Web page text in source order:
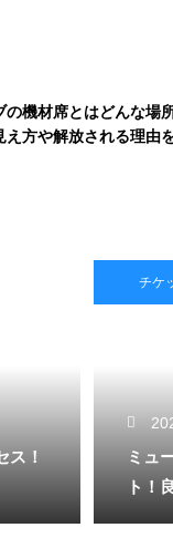
の機材席とはどんな場
え方や解放される理由
ス！
チケ
ミュ
ト！